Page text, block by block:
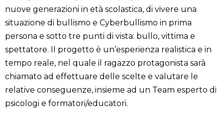
nuove generazioni in età scolastica, di vivere una
situazione di bullismo e Cyberbullismo in prima
persona e sotto tre punti di vista: bullo, vittima e
spettatore. Il progetto è un’esperienza realistica e in
tempo reale, nel quale il ragazzo protagonista sarà
chiamato ad effettuare delle scelte e valutare le
relative conseguenze, insieme ad un Team esperto di
psicologi e formatori/educatori.